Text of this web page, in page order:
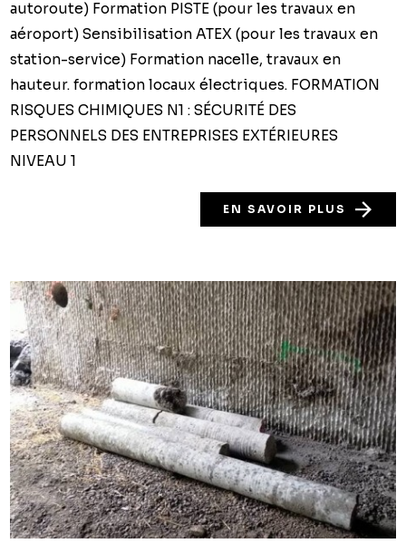
autoroute) Formation PISTE (pour les travaux en
aéroport) Sensibilisation ATEX (pour les travaux en
station-service) Formation nacelle, travaux en
hauteur. formation locaux électriques. FORMATION
RISQUES CHIMIQUES N1 : SÉCURITÉ DES
PERSONNELS DES ENTREPRISES EXTÉRIEURES
NIVEAU 1
EN SAVOIR PLUS